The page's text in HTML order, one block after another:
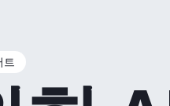
트